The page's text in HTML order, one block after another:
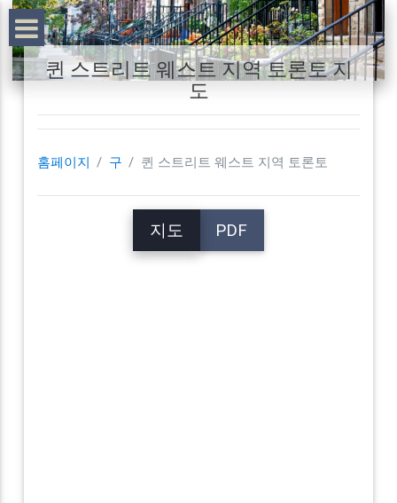
퀸 스트리트 웨스트 지역 토론토 지
도
홈페이지 구 퀸 스트리트 웨스트 지역 토론토
지도 PDF